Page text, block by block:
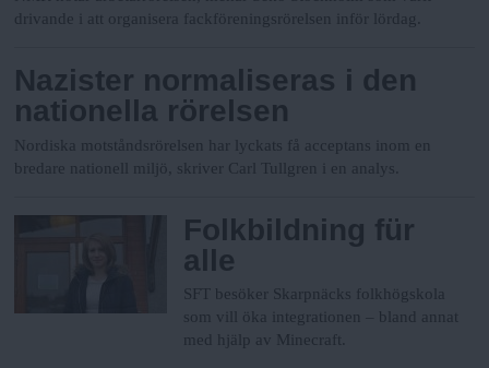
drivande i att organisera fackföreningsrörelsen inför lördag.
Nazister normaliseras i den
nationella rörelsen
Nordiska motståndsrörelsen har lyckats få acceptans inom en
bredare nationell miljö, skriver Carl Tullgren i en analys.
Folkbildning für
alle
SFT besöker Skarpnäcks folkhögskola
som vill öka integrationen – bland annat
med hjälp av Minecraft.